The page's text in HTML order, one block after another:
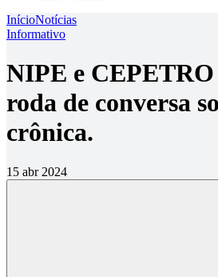
InícioNotícias
Informativo
NIPE e
roda de conversa
crônica.
15 abr 2024